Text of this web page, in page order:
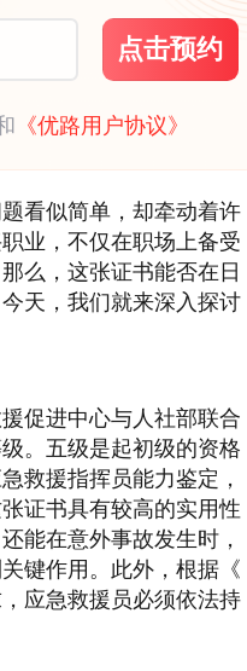
点击预约
《优路用户协议》
看似简单，却牵动着许
业，不仅在职场上备受
么，这张证书能否在日
天，我们就来深入探讨
促进中心与人社部联合
。五级是起初级的资格
救援指挥员能力鉴定，
证书具有较高的实用性
能在意外事故发生时，
键作用。此外，根据《
应急救援员必须依法持